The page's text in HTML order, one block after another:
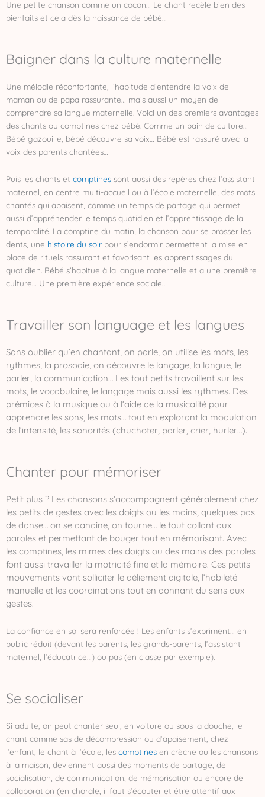
Une petite chanson comme un cocon… Le chant recèle bien des
bienfaits et cela dès la naissance de bébé…
Baigner dans la culture maternelle
Une mélodie réconfortante, l’habitude d’entendre la voix de
maman ou de papa rassurante… mais aussi un moyen de
comprendre sa langue maternelle. Voici un des premiers avantages
des chants ou comptines chez bébé. Comme un bain de culture…
Bébé gazouille, bébé découvre sa voix… Bébé est rassuré avec la
voix des parents chantées…
Puis les chants et comptines sont aussi des repères chez l’assistant
maternel, en centre multi-accueil ou à l’école maternelle, des mots
chantés qui apaisent, comme un temps de partage qui permet
aussi d’appréhender le temps quotidien et l’apprentissage de la
temporalité. La comptine du matin, la chanson pour se brosser les
dents, une histoire du soir pour s’endormir permettent la mise en
place de rituels rassurant et favorisant les apprentissages du
quotidien. Bébé s’habitue à la langue maternelle et a une première
culture… Une première expérience sociale…
Travailler son language et les langues
Sans oublier qu’en chantant, on parle, on utilise les mots, les
rythmes, la prosodie, on découvre le langage, la langue, le
parler, la communication… Les tout petits travaillent sur les
mots, le vocabulaire, le langage mais aussi les rythmes. Des
prémices à la musique ou à l’aide de la musicalité pour
apprendre les sons, les mots… tout en explorant la modulation
de l’intensité, les sonorités (chuchoter, parler, crier, hurler…).
Chanter pour mémoriser
Petit plus ? Les chansons s’accompagnent généralement chez
les petits de gestes avec les doigts ou les mains, quelques pas
de danse… on se dandine, on tourne… le tout collant aux
paroles et permettant de bouger tout en mémorisant. Avec
les comptines, les mimes des doigts ou des mains des paroles
font aussi travailler la motricité fine et la mémoire. Ces petits
mouvements vont solliciter le déliement digitale, l’habileté
manuelle et les coordinations tout en donnant du sens aux
gestes.
La confiance en soi sera renforcée ! Les enfants s’expriment… en
public réduit (devant les parents, les grands-parents, l’assistant
maternel, l’éducatrice…) ou pas (en classe par exemple).
Se socialiser
Si adulte, on peut chanter seul, en voiture ou sous la douche, le
chant comme sas de décompression ou d’apaisement, chez
l’enfant, le chant à l’école, les comptines en crèche ou les chansons
à la maison, deviennent aussi des moments de partage, de
socialisation, de communication, de mémorisation ou encore de
collaboration (en chorale, il faut s’écouter et être attentif aux